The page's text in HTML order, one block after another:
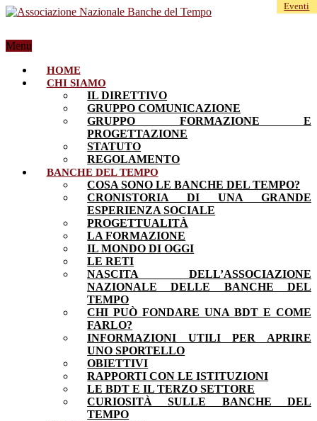
Menu
HOME
CHI SIAMO
IL DIRETTIVO
GRUPPO COMUNICAZIONE
GRUPPO FORMAZIONE E
PROGETTAZIONE
STATUTO
REGOLAMENTO
BANCHE DEL TEMPO
COSA SONO LE BANCHE DEL TEMPO?
CRONISTORIA DI UNA GRANDE
ESPERIENZA SOCIALE
PROGETTUALITÀ
LA FORMAZIONE
IL MONDO DI OGGI
LE RETI
NASCITA DELL’ASSOCIAZIONE
NAZIONALE DELLE BANCHE DEL
TEMPO
CHI PUÒ FONDARE UNA BDT E COME
FARLO?
INFORMAZIONI UTILI PER APRIRE
UNO SPORTELLO
OBIETTIVI
RAPPORTI CON LE ISTITUZIONI
LE BDT E IL TERZO SETTORE
CURIOSITÀ SULLE BANCHE DEL
TEMPO
Eventi